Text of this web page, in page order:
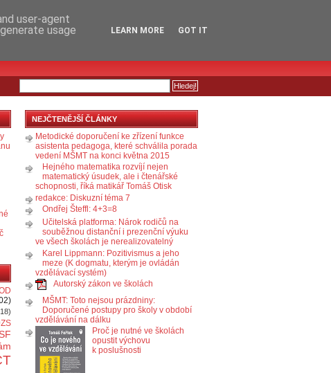
NEJČTENĚJŠÍ ČLÁNKY
Metodické doporučení ke zřízení funkce
asistenta pedagoga, které schválila porada
vedení MŠMT na konci května 2015
Hejného matematika rozvíjí nejen
matematický úsudek, ale i čtenářské
schopnosti, říká matikář Tomáš Otisk
redakce: Diskuzní téma 7
Ondřej Šteffl: 4+3=8
Učitelská platforma: Nárok rodičů na
souběžnou distanční i prezenční výuku
ve všech školách je nerealizovatelný
Karel Lippmann: Pozitivismus a jeho
meze (K dogmatu, kterým je ovládán
vzdělávací systém)
Autorský zákon ve školách
MŠMT: Toto nejsou prázdniny:
Doporučené postupy pro školy v období
vzdělávání na dálku
Proč je nutné ve školách
opustit výchovu
k poslušnosti
user-agent
usage
LEARN MORE GOT IT